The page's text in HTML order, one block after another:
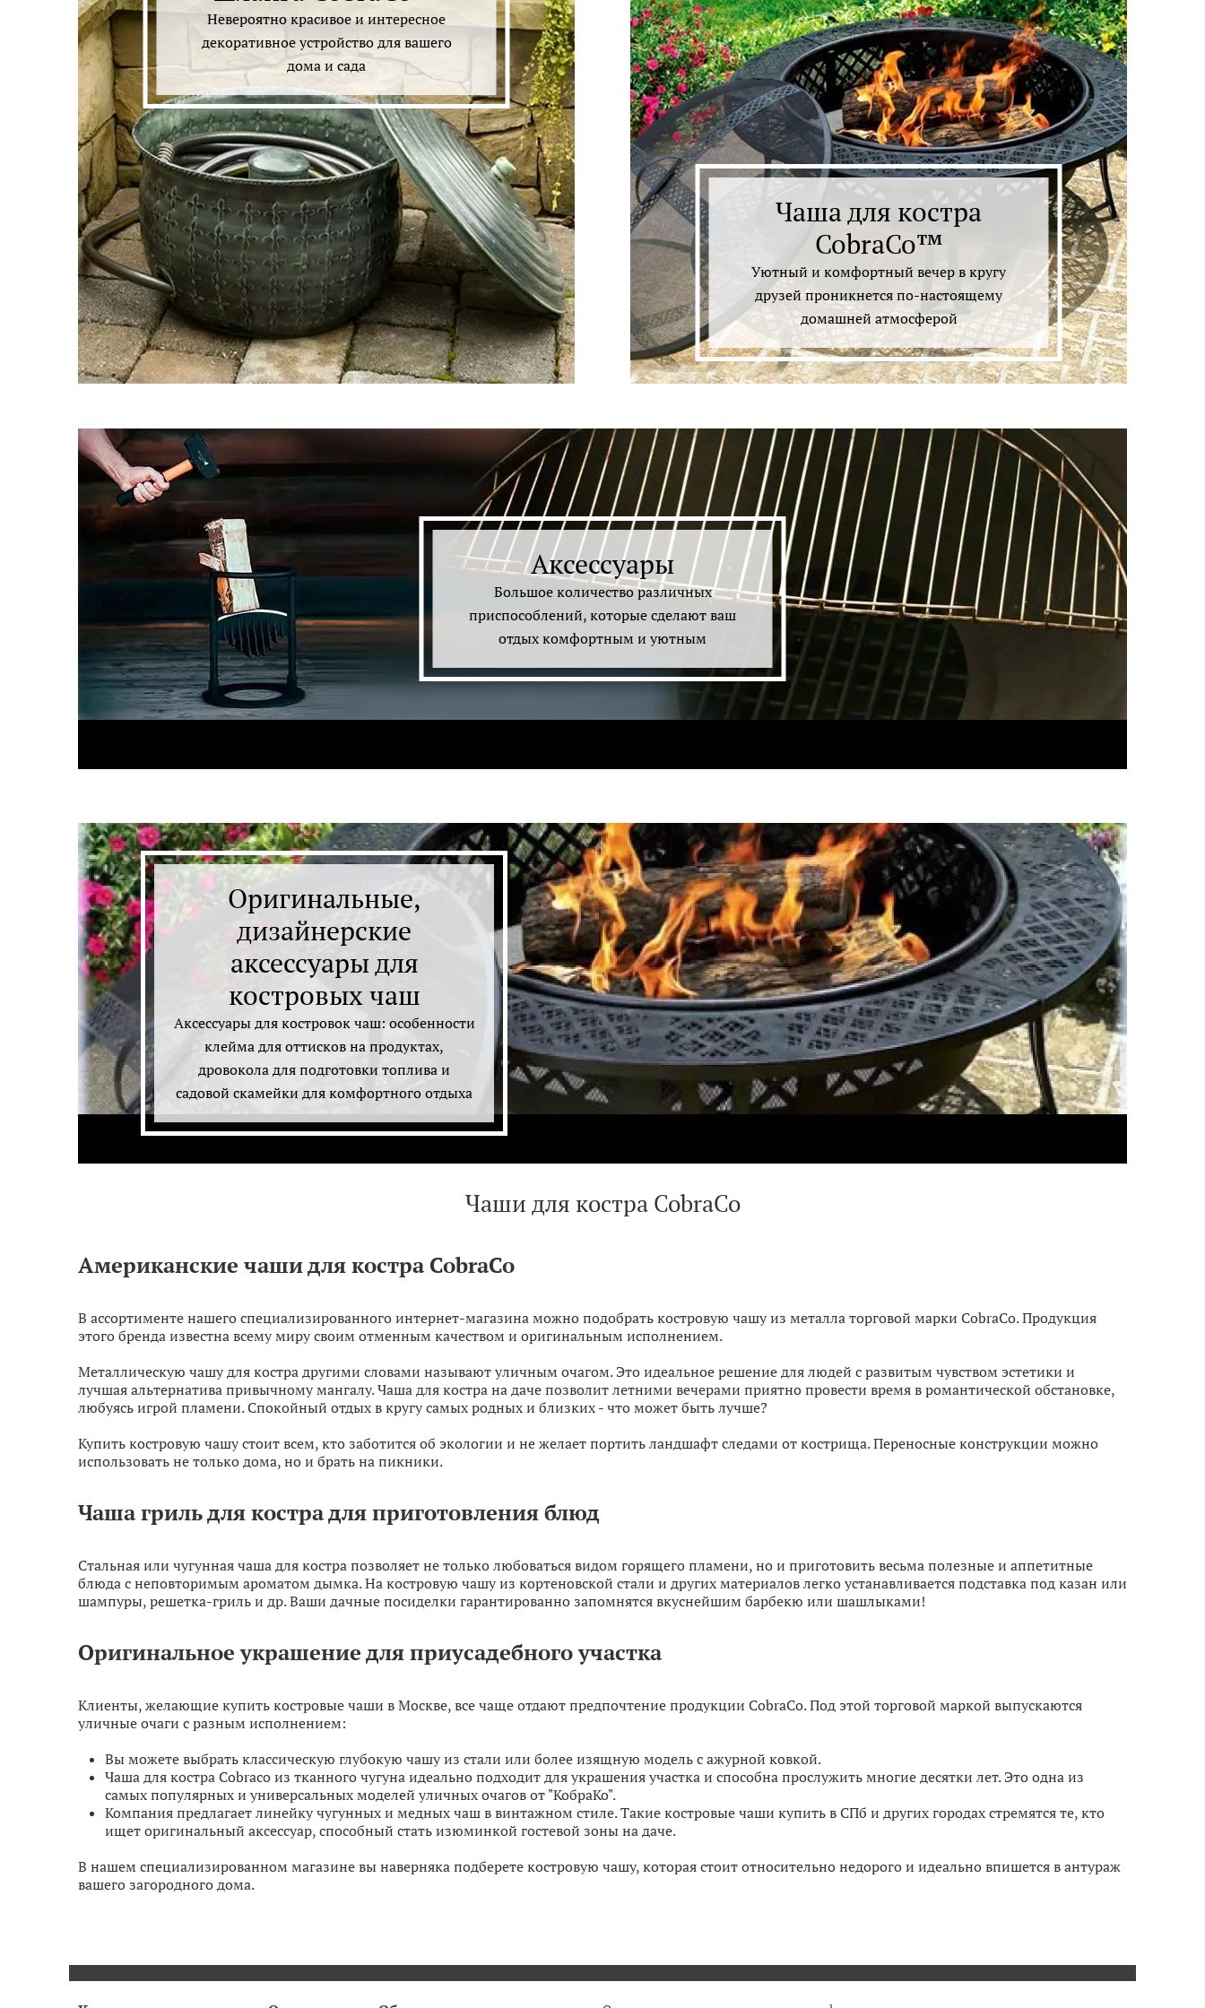
Невероятно красивое и интересное
декоративное устройство для вашего
дома и сада
Чаша для костра
CobraCo™
Уютный и комфортный вечер в кругу
друзей проникнется по-настоящему
домашней атмосферой
Аксессуары
Большое количество различных
приспособлений, которые сделают ваш
отдых комфортным и уютным
Оригинальные,
дизайнерские
аксессуары для
костровых чаш
Аксессуары для костровок чаш: особенности
клейма для оттисков на продуктах,
дровокола для подготовки топлива и
садовой скамейки для комфортного отдыха
Чаши для костра CobraCo
Американские чаши для костра CobraCo
В ассортименте нашего специализированного интернет-магазина можно подобрать костровую чашу из металла торговой марки CobraCo. Продукция
этого бренда известна всему миру своим отменным качеством и оригинальным исполнением.
Металлическую чашу для костра другими словами называют уличным очагом. Это идеальное решение для людей с развитым чувством эстетики и
лучшая альтернатива привычному мангалу. Чаша для костра на даче позволит летними вечерами приятно провести время в романтической обстановке,
любуясь игрой пламени. Спокойный отдых в кругу самых родных и близких - что может быть лучше?
Купить костровую чашу стоит всем, кто заботится об экологии и не желает портить ландшафт следами от кострища. Переносные конструкции можно
использовать не только дома, но и брать на пикники.
Чаша гриль для костра для приготовления блюд
Стальная или чугунная чаша для костра позволяет не только любоваться видом горящего пламени, но и приготовить весьма полезные и аппетитные
блюда с неповторимым ароматом дымка. На костровую чашу из кортеновской стали и других материалов легко устанавливается подставка под казан или
шампуры, решетка-гриль и др. Ваши дачные посиделки гарантированно запомнятся вкуснейшим барбекю или шашлыками!
Оригинальное украшение для приусадебного участка
Клиенты, желающие купить костровые чаши в Москве, все чаще отдают предпочтение продукции CobraCo. Под этой торговой маркой выпускаются
уличные очаги с разным исполнением:
Вы можете выбрать классическую глубокую чашу из стали или более изящную модель с ажурной ковкой.
Чаша для костра Cobraco из тканного чугуна идеально подходит для украшения участка и способна прослужить многие десятки лет. Это одна из
самых популярных и универсальных моделей уличных очагов от "КобраКо".
Компания предлагает линейку чугунных и медных чаш в винтажном стиле. Такие костровые чаши купить в СПб и других городах стремятся те, кто
ищет оригинальный аксессуар, способный стать изюминкой гостевой зоны на даче.
В нашем специализированном магазине вы наверняка подберете костровую чашу, которая стоит относительно недорого и идеально впишется в антураж
вашего загородного дома.